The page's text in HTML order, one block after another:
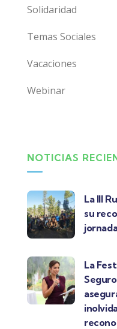
Solidaridad
Temas Sociales
Vacaciones
Webinar
NOTICIAS
La III
su
La